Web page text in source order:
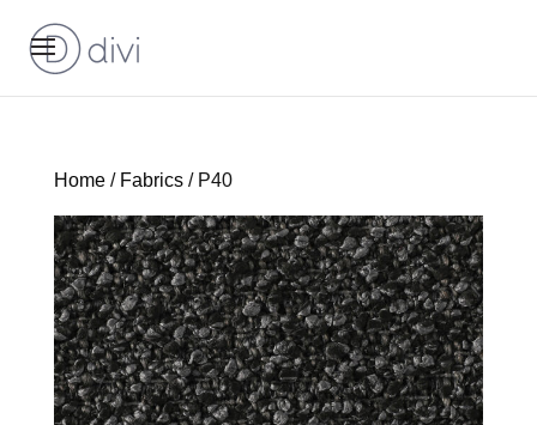
Home/ Fabrics/ P40